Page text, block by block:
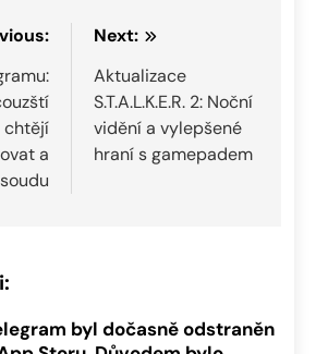
chtějí
a
Next:
Aktualizace
S.T.A.L.K.E.R. 2: Noční
vidění a vylepšené
hraní s gamepadem
byl dočasně odstraněn